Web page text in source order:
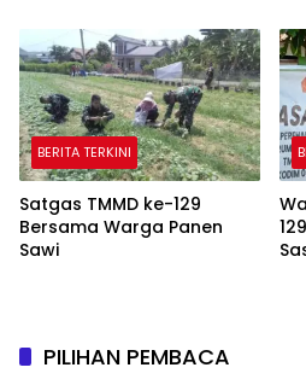
BERITA TERKINI
Satgas TMMD ke-129
Bersama Warga Panen
Sawi
PILIHAN PEMBACA